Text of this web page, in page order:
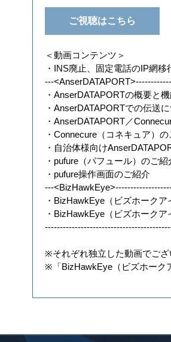
ご視聴はこちら
＜動画コンテンツ＞
・INS廃止、固定電話のIP網
---
・AnserDATAPORTの概要と
・AnserDATAPORTでの伝送
・AnserDATAPORT／
・Connecure（コネキュア）
・自治体様向け
・pufure（パフュール）のご紹
・pufure操作画面のご紹介
---
・BizHawkEye（ビズホーク
・BizHawkEye（ビズホーク
※それぞれ独立した動画でご
※「BizHawkEye（ビズホーク